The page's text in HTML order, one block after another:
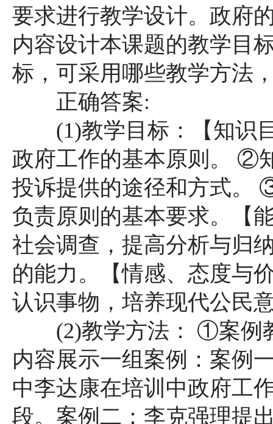
要求进行教学设计。政府
内容设计本课题的教学目
标，可采用哪些教学方法
正确答案:
(1)教学目标：【知识
政府工作的基本原则。 ②
投诉提供的途径和方式。
负责原则的基本要求。【
社会调查，提高分析与归
的能力。【情感、态度与
认识事物，培养现代公民
(2)教学方法： ①案例
内容展示一组案例：案例
中李达康在培训中政府工
段。案例二：李克强理提